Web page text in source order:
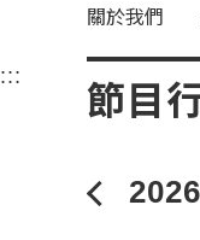
關於我們
::: 中央內容區塊，
節目